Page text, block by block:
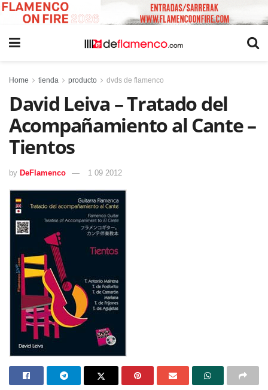
Home tienda producto dvds de flamenco
David Leiva – Tratado del
Acompañamiento al Cante –
Tientos
by DeFlamenco 1 09 2012